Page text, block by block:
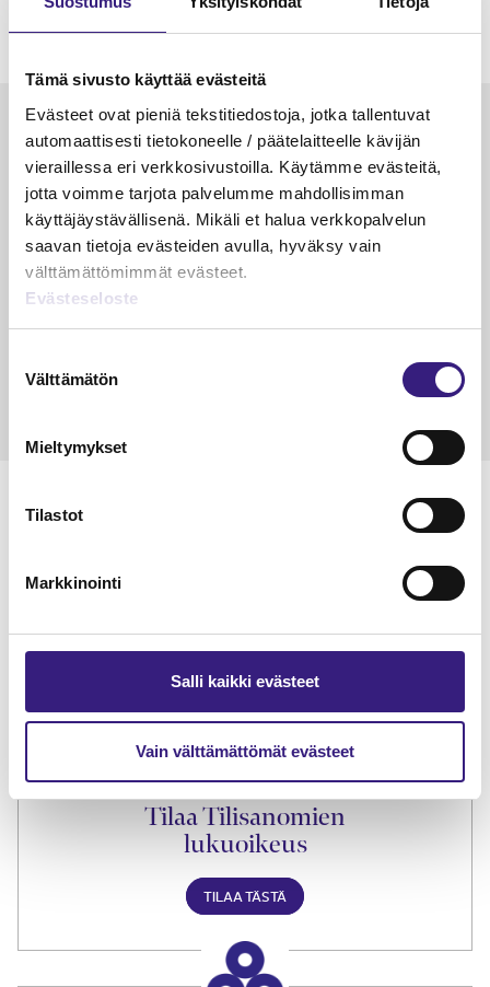
Tämä sivusto käyttää evästeitä
Evästeet ovat pieniä tekstitiedostoja, jotka tallentuvat
automaattisesti tietokoneelle / päätelaitteelle kävijän
vieraillessa eri verkkosivustoilla. Käytämme evästeitä,
jotta voimme tarjota palvelumme mahdollisimman
käyttäjäystävällisenä. Mikäli et halua verkkopalvelun
saavan tietoja evästeiden avulla, hyväksy vain
välttämättömimmät evästeet.
Evästeseloste
valinta
Välttämätön
Mieltymykset
Tilastot
Markkinointi
Salli kaikki evästeet
Vain välttämättömät evästeet
Luetuimmat
VEROTUS
Kulu­veloitukset arvon­lisä­
verotuksessa – omien kulujen
veloitus, kulujen edelleen­
veloitus ja läpi­laskutus
Petri Salomaa
Tarja
Tilaa Tilisanomien
lukuoikeus
TILAA TÄSTÄ